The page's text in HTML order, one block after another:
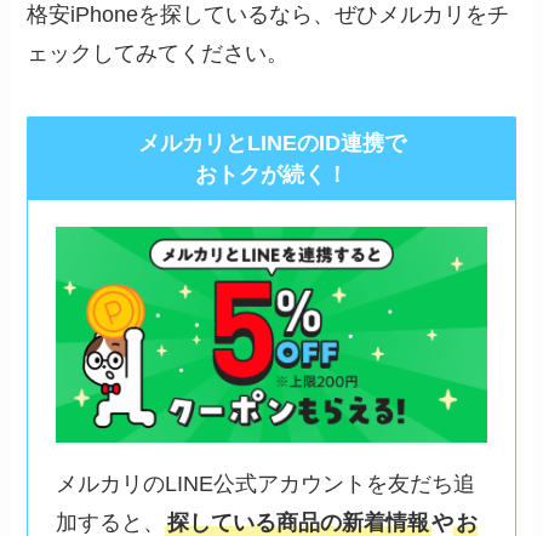
格安iPhoneを探しているなら、ぜひメルカリをチ
ェックしてみてください。
メルカリとLINEのID連携で
おトクが続く！
メルカリのLINE公式アカウントを友だち追
加すると、 探している商品の新着情報やお